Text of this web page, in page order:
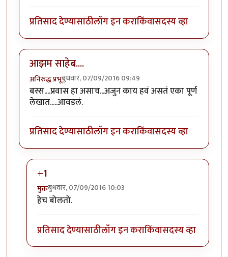
प्रतिसाद देण्यासाठीलॉग इन कराकिंवासदस्य व्हा
आझम साहेब....
अनिरुद्ध प्रभूबुधवार, 07/09/2016 09:49
बस्स....प्रवास हा असाच...अजुन काय हवं असतं एका पूर्ण
लेखात.....आवडलं.
प्रतिसाद देण्यासाठीलॉग इन कराकिंवासदस्य व्हा
+1
मुक्तबुधवार, 07/09/2016 10:03
In reply to
हेच बोलतो.
प्रतिसाद देण्यासाठीलॉग इन कराकिंवासदस्य व्हा